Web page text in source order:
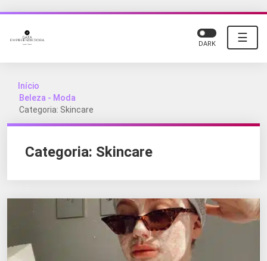
☰
DARK
Início
Beleza - Moda
Categoria: Skincare
Categoria: Skincare